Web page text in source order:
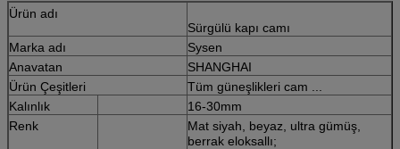
Ürün adı
Sürgülü kapı camı
Marka adı
Sysen
Anavatan
SHANGHAI
Ürün Çeşitleri
Tüm güneşlikleri cam ...
Kalınlık
16-30mm
Renk
Mat siyah, beyaz, ultra gümüş,
berrak eloksallı;